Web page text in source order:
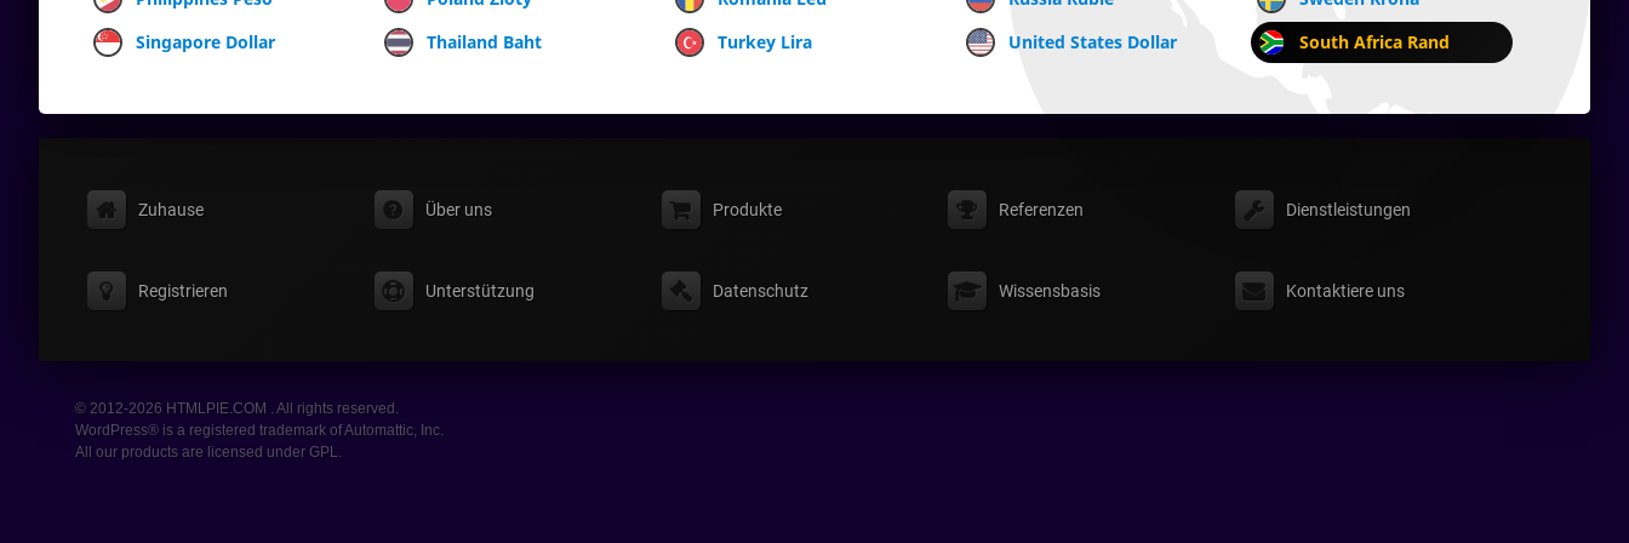
Singapore Dollar
Thailand Baht Turkey Lira United States Dollar South Africa Rand
Zuhause Über uns Produkte Referenzen Dienstleistungen
Registrieren Unterstützung Datenschutz Wissensbasis Kontaktiere uns
© 2012-2026 HTMLPIE.COM . All rights reserved.
WordPress® is a registered trademark of Automattic, Inc.
All our products are licensed under GPL.